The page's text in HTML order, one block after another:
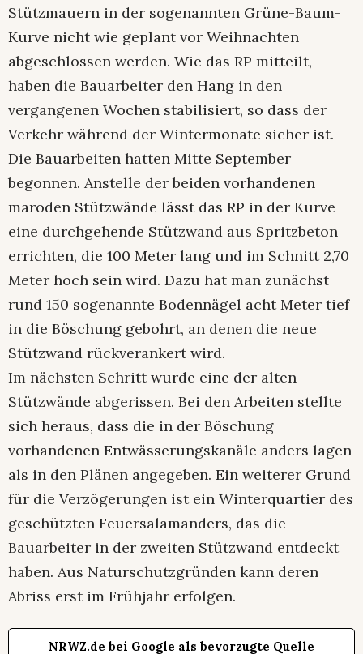
Stützmauern in der sogenannten Grüne-Baum-
Kurve nicht wie geplant vor Weihnachten
abgeschlossen werden. Wie das RP mitteilt,
haben die Bauarbeiter den Hang in den
vergangenen Wochen stabilisiert, so dass der
Verkehr während der Wintermonate sicher ist.
Die Bauarbeiten hatten Mitte September
begonnen. Anstelle der beiden vorhandenen
maroden Stützwände lässt das RP in der Kurve
eine durchgehende Stützwand aus Spritzbeton
errichten, die 100 Meter lang und im Schnitt 2,70
Meter hoch sein wird. Dazu hat man zunächst
rund 150 sogenannte Bodennägel acht Meter tief
in die Böschung gebohrt, an denen die neue
Stützwand rückverankert wird.
Im nächsten Schritt wurde eine der alten
Stützwände abgerissen. Bei den Arbeiten stellte
sich heraus, dass die in der Böschung
vorhandenen Entwässerungskanäle anders lagen
als in den Plänen angegeben. Ein weiterer Grund
für die Verzögerungen ist ein Winterquartier des
geschützten Feuersalamanders, das die
Bauarbeiter in der zweiten Stützwand entdeckt
haben. Aus Naturschutzgründen kann deren
Abriss erst im Frühjahr erfolgen.
NRWZ.de bei Google als bevorzugte Quelle